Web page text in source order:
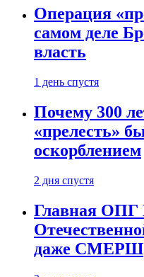
Операция
самом деле
власть
1 день спустя
Почему 300
«прелесть»
оскорблением
2 дня спустя
Главная ОПГ
даже СМЕРШ